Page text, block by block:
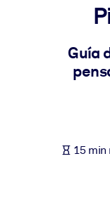
For LMS/LXP
Bring bite-sized,
For Corporate
knowledge.
Guía
15 min